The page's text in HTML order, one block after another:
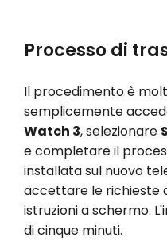
Processo di
Il procedimento è
semplicemente
Watch 3, selezionare
e completare il
installata sul nuovo
accettare le richieste
istruzioni a schermo.
di cinque minuti.